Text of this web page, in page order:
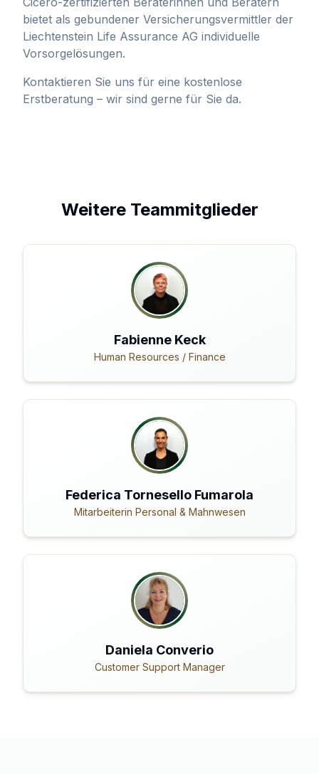
bietet als gebundener Versicherungsvermittler der
Liechtenstein Life Assurance AG individuelle
Vorsorgelösungen.
Kontaktieren Sie uns für eine kostenlose
Erstberatung – wir sind gerne für Sie da.
Weitere Teammitglieder
Fabienne Keck
Human Resources / Finance
Federica Tornesello Fumarola
Mitarbeiterin Personal & Mahnwesen
Daniela Converio
Customer Support Manager